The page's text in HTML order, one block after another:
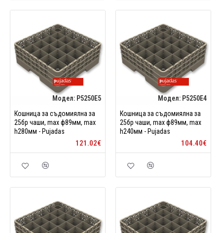
Модел: P5250E5
Кошница за съдомиялна за
25бр чаши, max ф89мм, max
h280мм - Pujadas
121.02€
Модел: P5250E4
Кошница за съдомиялна за
25бр чаши, max ф89мм, max
h240мм - Pujadas
104.40€